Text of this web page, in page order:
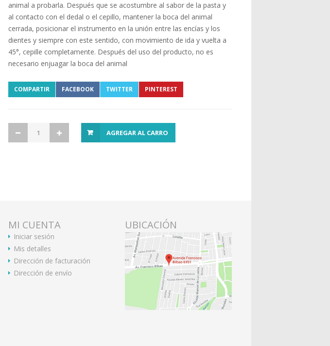
animal a probarla. Después que se acostumbre al sabor de la pasta y
al contacto con el dedal o el cepillo, mantener la boca del animal
cerrada, posicionar el instrumento en la unión entre las encías y los
dientes y siempre con este sentido, con movimiento de ida y vuelta a
45°, cepille completamente. Después del uso del producto, no es
necesario enjuagar la boca del animal
COMPARTIR FACEBOOK TWITTER PINTEREST
AGREGAR AL CARRO
MI CUENTA
Iniciar sesión
Mis detalles
Dirección de facturación
Dirección de envío
UBICACIÓN